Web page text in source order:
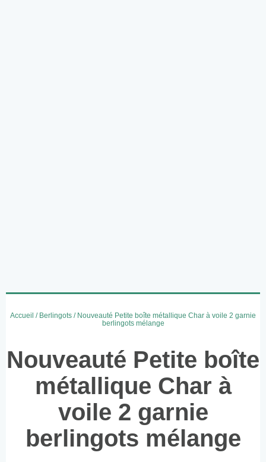
Accueil / Berlingots / Nouveauté Petite boîte métallique Char à voile 2 garnie
berlingots mélange
Nouveauté Petite boîte
métallique Char à
voile 2 garnie
berlingots mélange